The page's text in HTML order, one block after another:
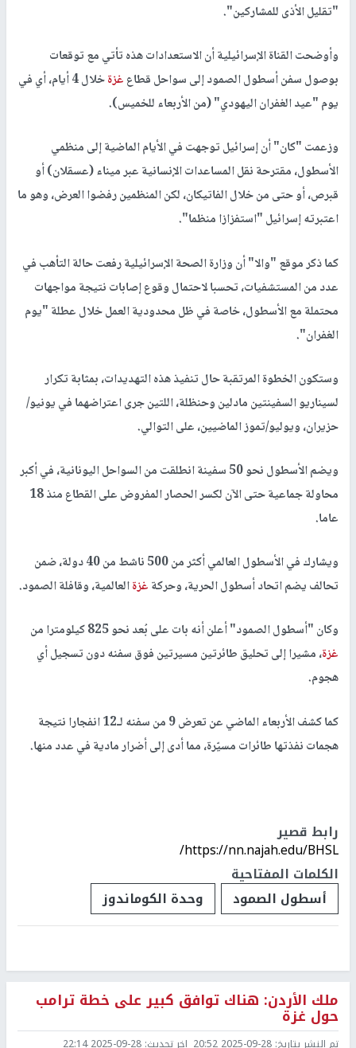
"تقليل الأذى للمشاركين".
وأوضحت القناة الإسرائيلية أن الاستعدادات هذه تأتي مع توقعات
بوصول سفن أسطول الصمود إلى سواحل قطاعغزة
خلال 4 أيام، أي في
يوم "عيد الغفران اليهودي" (من الأربعاء للخميس).
وزعمت "كان" أن إسرائيل توجهت في الأيام الماضية إلى منظمي
الأسطول، مقترحة نقل المساعدات الإنسانية عبر ميناء (عسقلان) أو
قبرص، أو حتى من خلال الفاتيكان، لكن المنظمين رفضوا العرض، وهو ما
اعتبرته إسرائيل "استفزازا منظما".
كما ذكر موقع "والا" أن وزارة الصحة الإسرائيلية رفعت حالة التأهب في
عدد من المستشفيات، تحسبا لاحتمال وقوع إصابات نتيجة مواجهات
محتملة مع الأسطول، خاصة في ظل محدودية العمل خلال عطلة "يوم
الغفران".
وستكون الخطوة المرتقبة حال تنفيذ هذه التهديدات، بمثابة تكرار
لسيناريو السفينتين مادلين وحنظلة، اللتين جرى اعتراضهما في يونيو/
حزيران، ويوليو/تموز الماضيين، على التوالي.
ويضم الأسطول نحو 50 سفينة انطلقت من السواحل اليونانية، في أكبر
محاولة جماعية حتى الآن لكسر الحصار المفروض على القطاع منذ 18
عاما.
ويشارك في الأسطول العالمي أكثر من 500 ناشط من 40 دولة، ضمن
تحالف يضم اتحاد أسطول الحرية، وحركةغزةالعالمية، وقافلة الصمود.
وكان "أسطول الصمود" أعلن أنه بات على بُعد نحو 825 كيلومترا من
غزة، مشيرا إلى تحليق طائرتين مسيرتين فوق سفنه دون تسجيل أي
هجوم.
كما كشف الأربعاء الماضي عن تعرض 9 من سفنه لـ12 انفجارا نتيجة
هجمات نفذتها طائرات مسيّرة، مما أدى إلى أضرار مادية في عدد منها.
رابط قصير
https://nn.najah.edu/BHSL/
الكلمات المفتاحية
أسطول الصمود
وحدة الكوماندوز
ملك الأردن: هناك توافق كبير على خطة ترامب
حول غزة
تم النشر بتاريخ: 2025-09-28 20:52 اخر تحديث: 2025-09-28 22:14